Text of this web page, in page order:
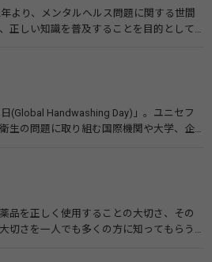
より、メンタルヘルス問題に関する世間
正しい知識を普及することを目的として、
ころの耳」（厚生労働省）
(Global Handwashing Day)」。ユニセフ
生の問題に取り組む国際機関や大学、企
品を正しく使用することの大切さ、その
切さを一人でも多くの方に知ってもらう